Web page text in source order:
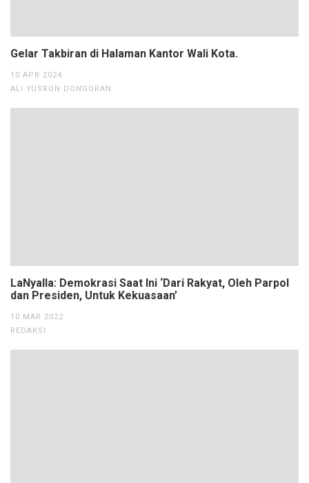
Gelar Takbiran di Halaman Kantor Wali Kota.
10 APR 2024
ALI YUSRON DONGORAN
LaNyalla: Demokrasi Saat Ini ‘Dari Rakyat, Oleh Parpol
dan Presiden, Untuk Kekuasaan’
10 MAR 2022
REDAKSI